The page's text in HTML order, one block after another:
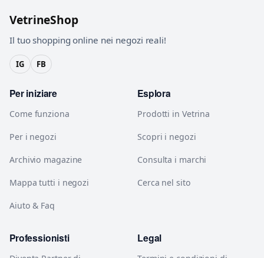
VetrineShop
Il tuo shopping online nei negozi reali!
IG FB
Per iniziare
Come funziona
Per i negozi
Archivio magazine
Mappa tutti i negozi
Aiuto & Faq
Esplora
Prodotti in Vetrina
Scopri i negozi
Consulta i marchi
Cerca nel sito
Professionisti Legal